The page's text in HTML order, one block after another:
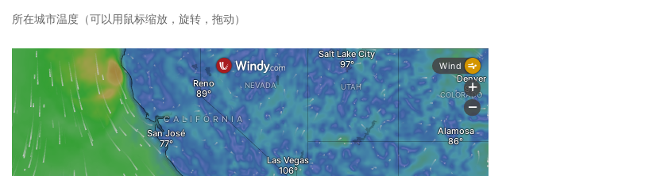
所在城市温度（可以用鼠标缩放，旋转，拖动）